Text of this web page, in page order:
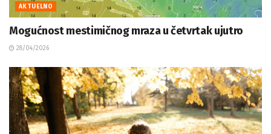
AKTUELNO
Mogućnost mestimičnog mraza u četvrtak ujutro
28/04/2026